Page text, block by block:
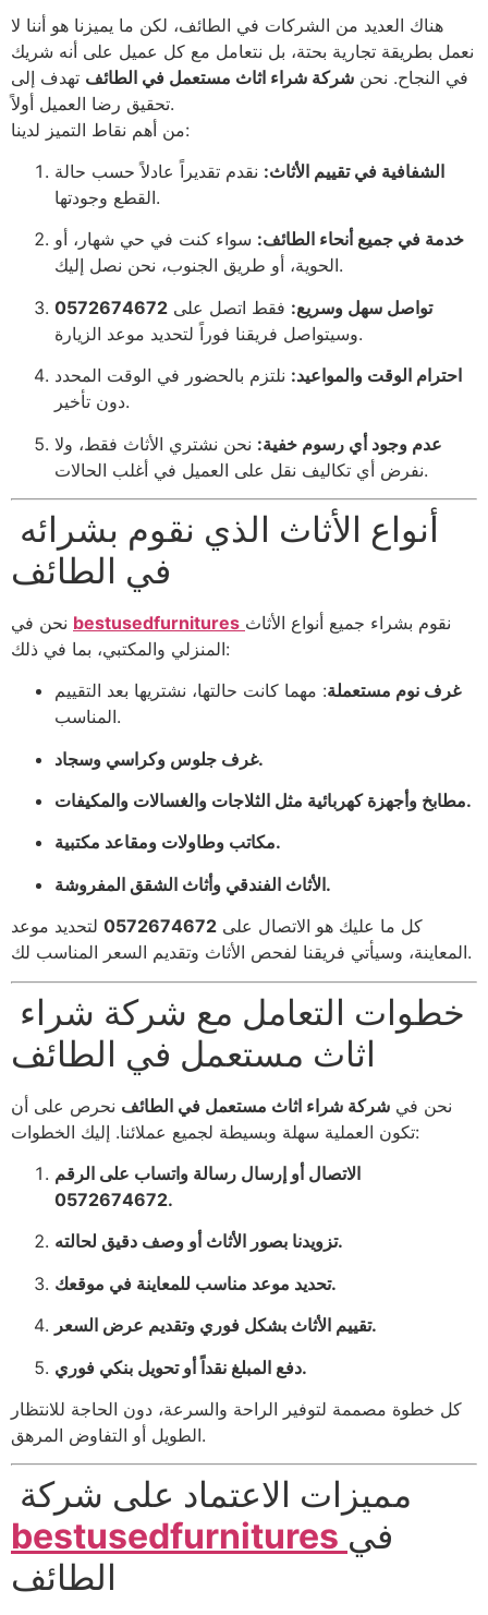
هناك العديد من الشركات في الطائف، لكن ما يميزنا هو أننا لا
نعمل بطريقة تجارية بحتة، بل نتعامل مع كل عميل على أنه شريك
في النجاح. نحن شركة شراء اثاث مستعمل في الطائف تهدف إلى
تحقيق رضا العميل أولاً.
من أهم نقاط التميز لدينا:
الشفافية في تقييم الأثاث: نقدم تقديراً عادلاً حسب حالة
القطع وجودتها.
خدمة في جميع أنحاء الطائف: سواء كنت في حي شهار، أو
الحوية، أو طريق الجنوب، نحن نصل إليك.
تواصل سهل وسريع: فقط اتصل على 0572674672
وسيتواصل فريقنا فوراً لتحديد موعد الزيارة.
احترام الوقت والمواعيد: نلتزم بالحضور في الوقت المحدد
دون تأخير.
عدم وجود أي رسوم خفية: نحن نشتري الأثاث فقط، ولا
نفرض أي تكاليف نقل على العميل في أغلب الحالات.
في الطائف
bestusedfurnitures نقوم بشراء جميع أنواع الأثاث
المنزلي والمكتبي، بما في ذلك:
غرف نوم مستعملة: مهما كانت حالتها، نشتريها بعد التقييم
المناسب.
غرف جلوس وكراسي وسجاد.
مطابخ وأجهزة كهربائية مثل الثلاجات والغسالات والمكيفات.
مكاتب وطاولات ومقاعد مكتبية.
الأثاث الفندقي وأثاث الشقق المفروشة.
كل ما عليك هو الاتصال على 0572674672 لتحديد موعد
المعاينة، وسيأتي فريقنا لفحص الأثاث وتقديم السعر المناسب لك.
اثاث مستعمل في الطائف
نحن في شركة شراء اثاث مستعمل في الطائف نحرص على أن
تكون العملية سهلة وبسيطة لجميع عملائنا. إليك الخطوات:
الاتصال أو إرسال رسالة واتساب على الرقم
0572674672.
تزويدنا بصور الأثاث أو وصف دقيق لحالته.
تحديد موعد مناسب للمعاينة في موقعك.
تقييم الأثاث بشكل فوري وتقديم عرض السعر.
دفع المبلغ نقداً أو تحويل بنكي فوري.
كل خطوة مصممة لتوفير الراحة والسرعة، دون الحاجة للانتظار
الطويل أو التفاوض المرهق.
مميزات الاعتماد على شركة
bestusedfurnitures في
الطائف